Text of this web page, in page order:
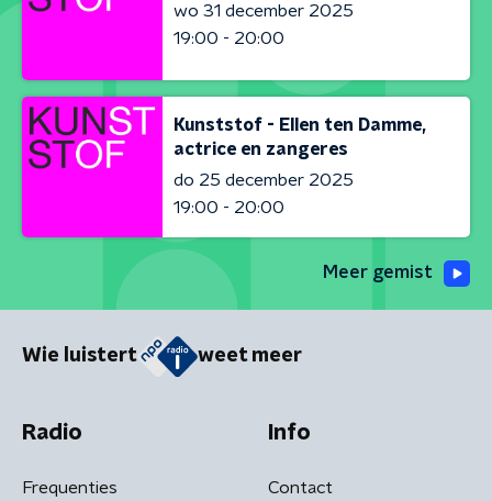
wo 31 december 2025
19:00 - 20:00
Kunststof - Ellen ten Damme,
actrice en zangeres
do 25 december 2025
19:00 - 20:00
Meer gemist
Wie luistert weet meer
Radio
Frequenties
Info
Contact